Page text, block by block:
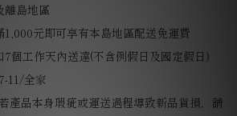
離島地區
1,000元即可享有本島地區配送免運費
7個工作天內送達(不含例假日及國定假日 )
11/全家
若產品本身瑕疵或運送過程導致新品貨損，請